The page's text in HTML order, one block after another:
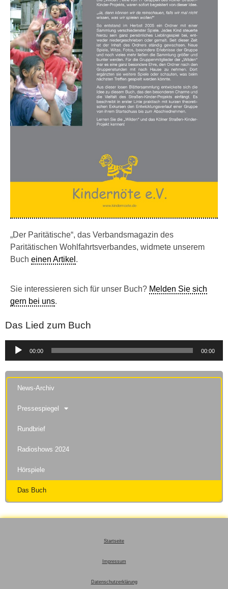
„Der Paritätische“, das Verbandsmagazin des
Paritätischen Wohlfahrtsverbandes, widmete unserem
Buch einen Artikel .
Sie interessieren sich für unser Buch? Melden Sie sich
gern bei uns.
Das Lied zum Buch
Audio-
00:00 00:00
News-Archiv
Pressespiegel
Rundbrief
Radioshows 2024
Hörspiele
Das Buch
Startseite
Impressum
Datenschutzerklärung